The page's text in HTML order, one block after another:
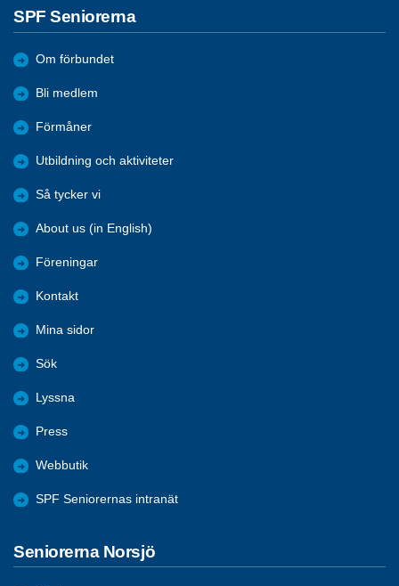
SPF Seniorerna
Om förbundet
Bli medlem
Förmåner
Utbildning och aktiviteter
Så tycker vi
About us (in English)
Föreningar
Kontakt
Mina sidor
Sök
Lyssna
Press
Webbutik
SPF Seniorernas intranät
Seniorerna Norsjö